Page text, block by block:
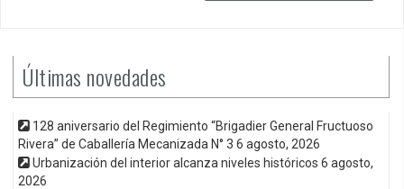
Últimas novedades
128 aniversario del Regimiento “Brigadier General Fructuoso
Rivera” de Caballería Mecanizada N° 3 6 agosto, 2026
Urbanización del interior alcanza niveles históricos 6 agosto,
2026